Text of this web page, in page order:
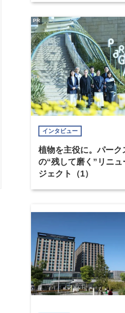
インタビュー
植物を主役に。パーク
の“残して磨く”リニュ
ジェクト（1）
PR